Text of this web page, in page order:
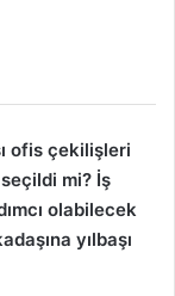
ofis çekilişleri
mi? İş
olabilecek
yılbaşı